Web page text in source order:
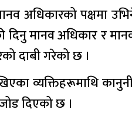
अधिकारको पक्षमा
दिनु मानव अधिकार र
दाबी गरेको छ ।
व्यक्तिहरूमाथि
दिएको छ ।